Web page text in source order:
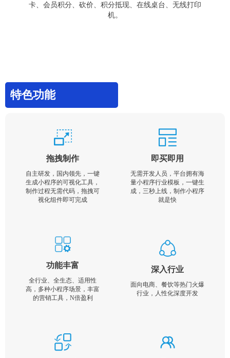
卡、会员积分、砍价、积分抵现、在线桌台、无线打印
机。
特色功能
拖拽制作
自主研发，国内领先，一键
生成小程序的可视化工具，
制作过程无需代码，拖拽可
视化组件即可完成
即买即用
无需开发人员，平台拥有海
量小程序行业模板，一键生
成，三秒上线，制作小程序
就是快
功能丰富
全行业、全生态、适用性
高，多种小程序场景，丰富
的营销工具，N倍盈利
深入行业
面向电商、餐饮等热门火爆
行业，人性化深度开发